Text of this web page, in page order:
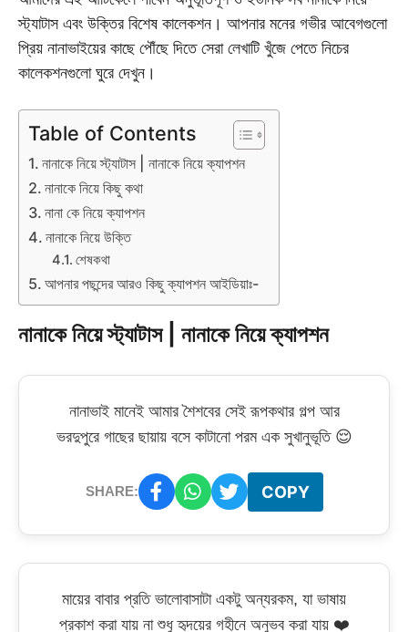
স্ট্যাটাস এবং উক্তির বিশেষ কালেকশন। আপনার মনের গভীর আবেগগুলো
প্রিয় নানাভাইয়ের কাছে পৌঁছে দিতে সেরা লেখাটি খুঁজে পেতে নিচের
কালেকশনগুলো ঘুরে দেখুন।
Table of Contents
নানাকে নিয়ে স্ট্যাটাস | নানাকে নিয়ে ক্যাপশন
নানাকে নিয়ে কিছু কথা
নানা কে নিয়ে ক্যাপশন
নানাকে নিয়ে উক্তি
শেষকথা
আপনার পছন্দের আরও কিছু ক্যাপশন আইডিয়াঃ-
নানাকে নিয়ে স্ট্যাটাস | নানাকে নিয়ে ক্যাপশন
নানাভাই মানেই আমার শৈশবের সেই রূপকথার গল্প আর
ভরদুপুরে গাছের ছায়ায় বসে কাটানো পরম এক সুখানুভূতি 😌
SHARE: COPY
মায়ের বাবার প্রতি ভালোবাসাটা একটু অন্যরকম, যা ভাষায়
প্রকাশ করা যায় না শুধু হৃদয়ের গহীনে অনুভব করা যায় ❤️